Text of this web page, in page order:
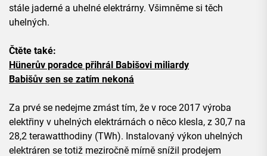
stále jaderné a uhelné elektrárny. Všimněme si těch
uhelných.
Čtěte také:
Hünerův poradce přihrál Babišovi miliardy
Babišův sen se zatím nekoná
Za prvé se nedejme zmást tím, že v roce 2017 výroba
elektřiny v uhelných elektrárnách o něco klesla, z 30,7 na
28,2 terawatthodiny (TWh). Instalovaný výkon uhelných
elektráren se totiž meziročně mírně snížil prodejem